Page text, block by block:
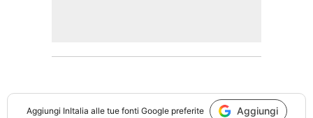
Aggiungi InItalia alle tue fonti Google preferite Aggiungi